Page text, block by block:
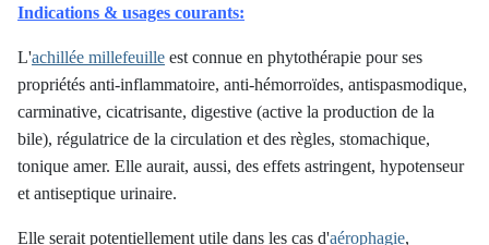
Indications & usages courants:
L'achillée millefeuille est connue en phytothérapie pour ses
propriétés anti-inflammatoire, anti-hémorroïdes, antispasmodique,
carminative, cicatrisante, digestive (active la production de la
bile), régulatrice de la circulation et des règles, stomachique,
tonique amer. Elle aurait, aussi, des effets astringent, hypotenseur
et antiseptique urinaire.
Elle serait potentiellement utile dans les cas d'aérophagie,